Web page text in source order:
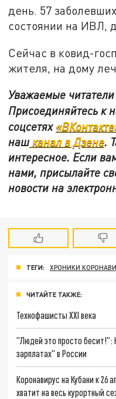
день. 57
состоянии на ИВЛ,
Сейчас в ковид-
жителя, на дому
Уважаемые
Присоединяйтесь к
соцсетях
нашканал в Дзене.
интересное. Если
нами, присылайте
новости на
ТЕГИ: ХРОНИКИ
ЧИТАЙТЕ ТАКЖЕ:
Технофашисты XXI века
"Людей это просто бесит!":
зарплатах" в России
Коронавирус на Кубани к 26
хватит на весь курортный